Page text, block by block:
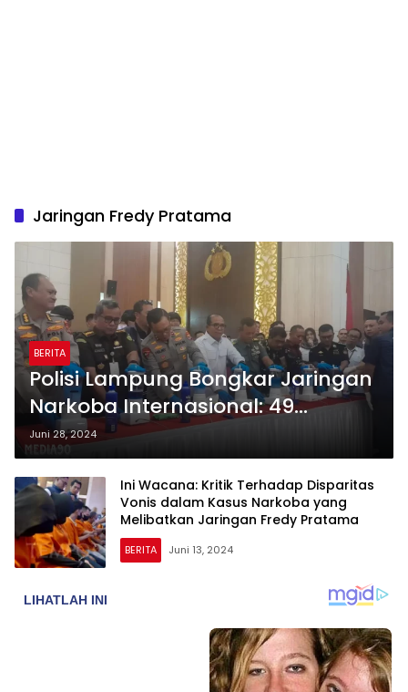
Jaringan Fredy Pratama
BERITA
Polisi Lampung Bongkar Jaringan
Narkoba Internasional: 49
Tersangka Ditangkap, 147,4 Kg
Sabu dan 56,1 Kg Ganja
Dimusnahkan
Juni 28, 2024
Ini Wacana: Kritik Terhadap Disparitas
Vonis dalam Kasus Narkoba yang
Melibatkan Jaringan Fredy Pratama
BERITA Juni 13, 2024